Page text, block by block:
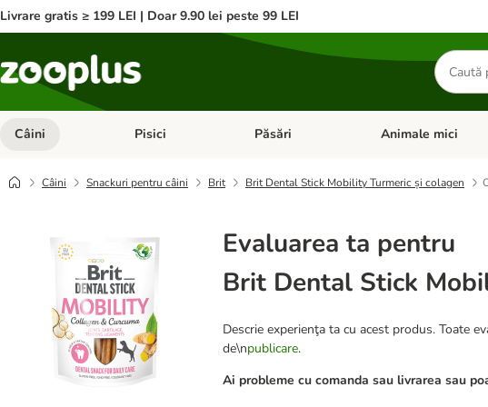
Livrare gratis ≥ 199 LEI | Doar 9.90 lei peste 99 LEI
Căutare
produse
Câini Deschideți meniul cu categorii: Câini
Pisici Deschideți meniul cu categorii: Pisici
Păsări Deschideți meniul
Animale mici
Câini Snackuri pentru câini Brit Brit Dental Stick Mobility Turmeric și colagen
Evaluarea ta pentru
Brit Dental Stick
Descrie experienţa ta cu acest produs. Toate
de\npublicare.
Ai probleme cu comanda sau livrarea sau